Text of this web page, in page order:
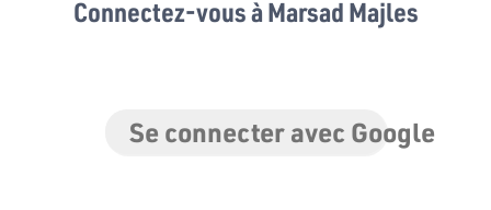
Connectez-vous à Marsad Majles
Se connecter avec Google